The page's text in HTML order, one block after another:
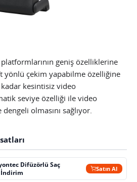
geniş özelliklerine
yönlü çekim yapabilme özelliğine
kesintisiz video
seviye özelliği ile video
olmasını sağlıyor.
Difüzörlü Saç
Satın Al